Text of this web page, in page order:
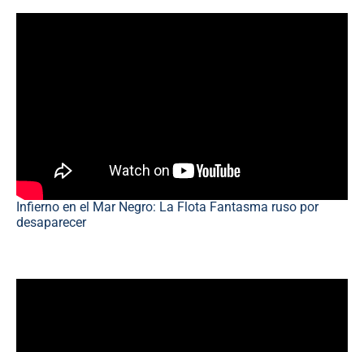
Infierno en el Mar Negro: La Flota Fantasma ruso por
desaparecer